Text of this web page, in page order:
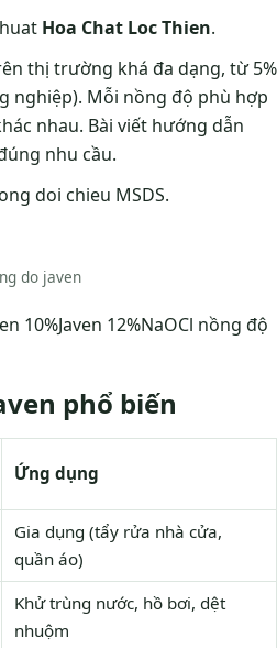
Hoa Chat Loc Thien.
thị trường khá đa dạng, từ 5%
nghiệp). Mỗi nồng độ phù hợp
nhau. Bài viết hướng dẫn
nhu cầu.
doi chieu MSDS.
do javen
10%Javen 12%NaOCl nồng độ
phổ biến
Ứng dụng
Gia dụng (tẩy rửa nhà cửa,
quần áo)
Khử trùng nước, hồ bơi, dệt
nhuộm